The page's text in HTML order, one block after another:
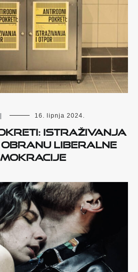
16. lipnja 2024.
istraživanja
obranu liberalne